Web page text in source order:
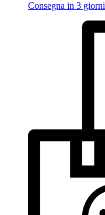
Consegna in 3 giorni